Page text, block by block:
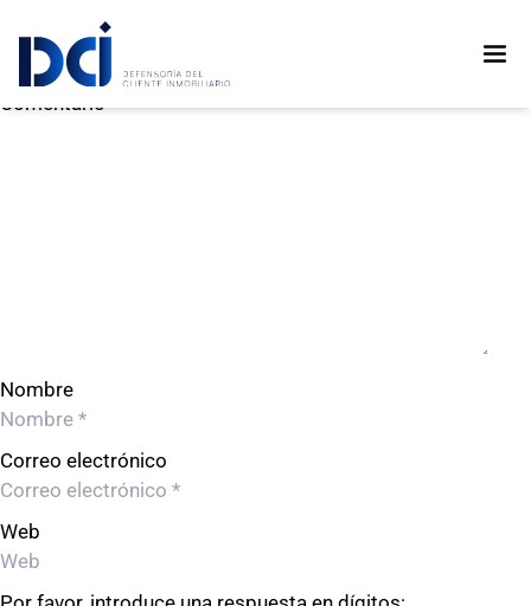
EMPIRE INVERSIONES SAC
Deja un comentario
Comentario
Nombre
Correo electrónico
Web